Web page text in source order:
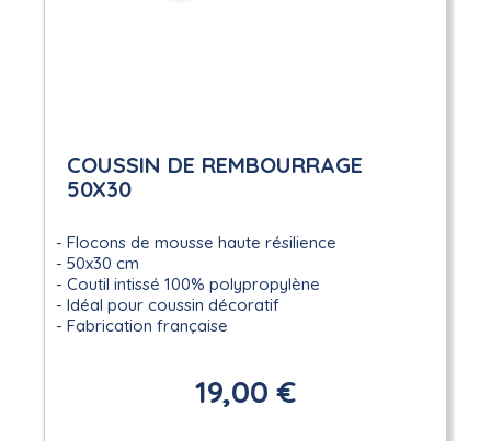
COUSSIN DE REMBOURRAGE
50X30
Flocons de mousse haute résilience
50x30 cm
Coutil intissé 100% polypropylène
Idéal pour coussin décoratif
Fabrication française
19,00 €